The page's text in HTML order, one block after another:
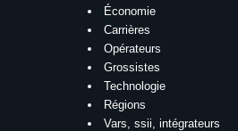
Économie
Carrières
Opérateurs
Grossistes
Technologie
Régions
Vars, ssii, intégrateurs